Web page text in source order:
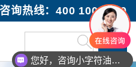
询热线：400 100 1089
您好，咨询小字符油墨喷码机